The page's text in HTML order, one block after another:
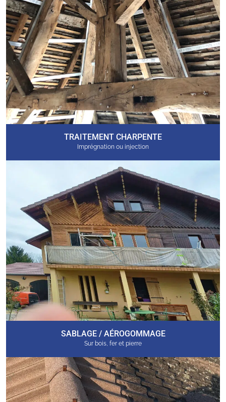
TRAITEMENT CHARPENTE
Imprégnation ou injection
SABLAGE / AÉROGOMMAGE
Sur bois, fer et pierre